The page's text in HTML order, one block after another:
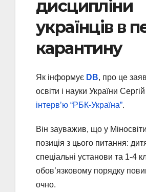
дисципліни
українців в
карантину
Як інформує DB, про це
освіти і науки України
інтерв’ю “РБК-Україна”.
Він зауважив, що у
позиція з цього питання:
спеціальні установи та 1-4
обов’язковому порядку
очно.